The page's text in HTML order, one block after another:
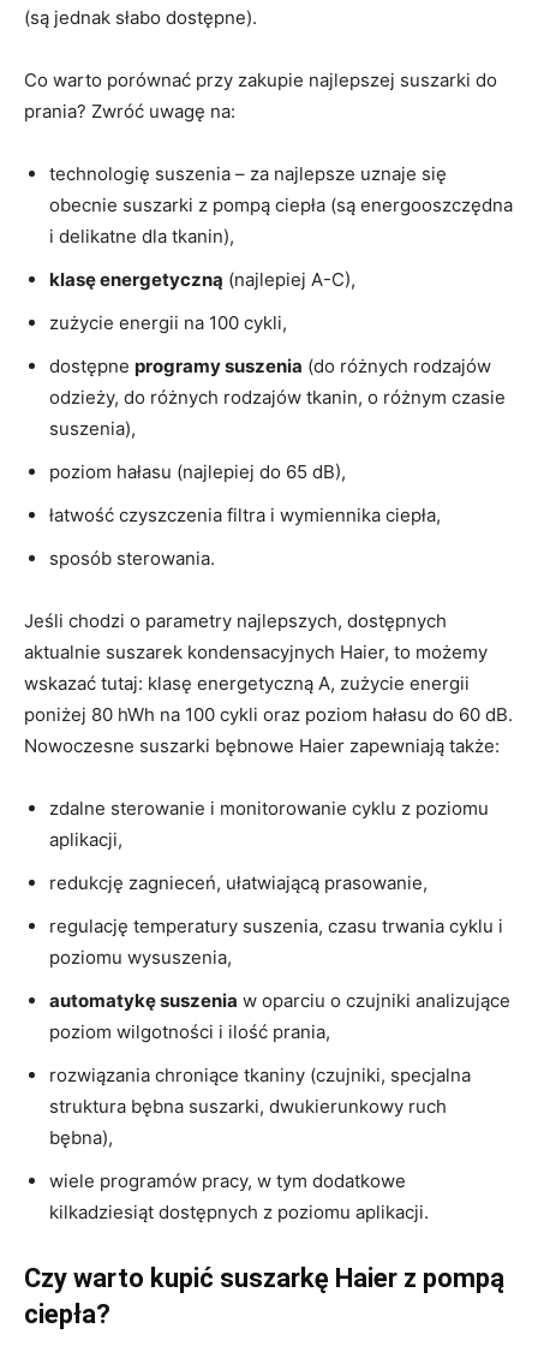
(są jednak słabo dostępne).
Co warto porównać przy zakupie najlepszej suszarki do
prania? Zwróć uwagę na:
technologię suszenia – za najlepsze uznaje się
obecnie suszarki z pompą ciepła (są energooszczędna
i delikatne dla tkanin),
klasę energetyczną (najlepiej A-C),
zużycie energii na 100 cykli,
dostępne programy suszenia (do różnych rodzajów
odzieży, do różnych rodzajów tkanin, o różnym czasie
suszenia),
poziom hałasu (najlepiej do 65 dB),
łatwość czyszczenia filtra i wymiennika ciepła,
sposób sterowania.
Jeśli chodzi o parametry najlepszych, dostępnych
aktualnie suszarek kondensacyjnych Haier, to możemy
wskazać tutaj: klasę energetyczną A, zużycie energii
poniżej 80 hWh na 100 cykli oraz poziom hałasu do 60 dB.
Nowoczesne suszarki bębnowe Haier zapewniają także:
zdalne sterowanie i monitorowanie cyklu z poziomu
aplikacji,
redukcję zagnieceń, ułatwiającą prasowanie,
regulację temperatury suszenia, czasu trwania cyklu i
poziomu wysuszenia,
automatykę suszenia w oparciu o czujniki analizujące
poziom wilgotności i ilość prania,
rozwiązania chroniące tkaniny (czujniki, specjalna
struktura bębna suszarki, dwukierunkowy ruch
bębna),
wiele programów pracy, w tym dodatkowe
kilkadziesiąt dostępnych z poziomu aplikacji.
Czy warto kupić suszarkę Haier z pompą
ciepła?